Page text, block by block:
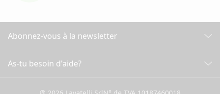
Abonnez-vous à la newsletter
As-tu besoin d'aide?